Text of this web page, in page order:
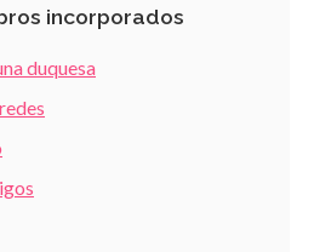
incorporados
duquesa